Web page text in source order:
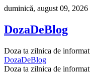
Skip
content
duminică, august 09, 2026
DozaDeBlog
Doza ta zilnica de
DozaDeBlog
Doza ta zilnica de